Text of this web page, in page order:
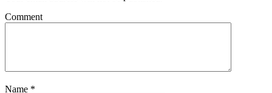
Comment
Name *